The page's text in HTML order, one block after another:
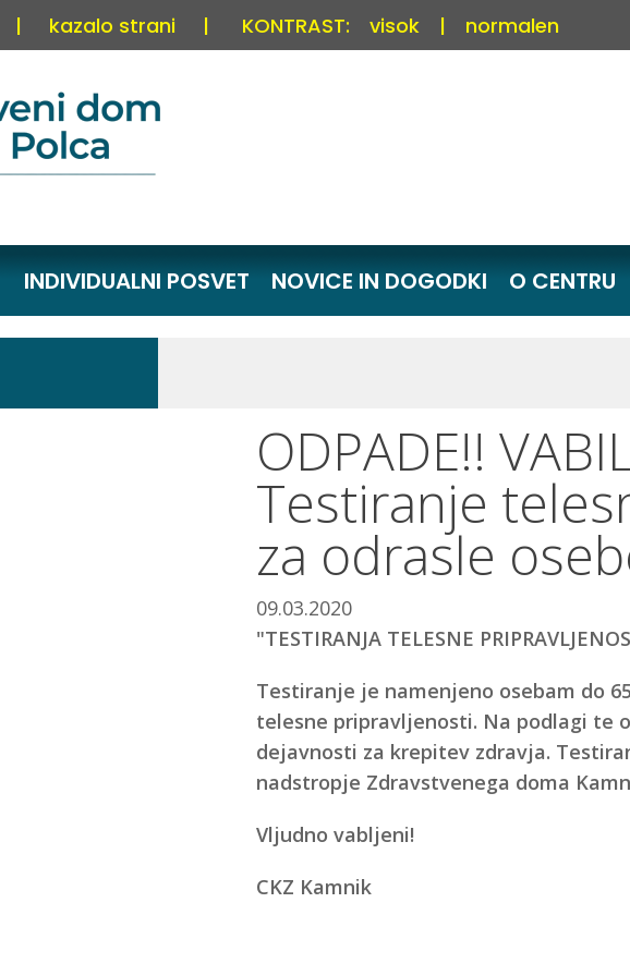
| kazalo strani | KONTRAST: visok | normalen
INDIVIDUALNI POSVET NOVICE IN DOGODKI O CENTRU
ODPADE!!
Testiranje
za odrasle
09.03.2020
"TESTIRANJA TELESNE
Testiranje je namenjeno osebam do
telesne pripravljenosti. Na podlagi te
dejavnosti za krepitev zdravja.
nadstropje Zdravstvenega doma
Vljudno vabljeni!
CKZ Kamnik